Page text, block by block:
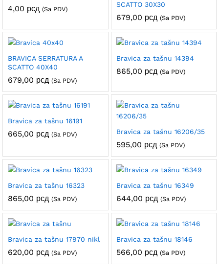
4,00 рсд (Sa PDV)
SCATTO 30X30
679,00 рсд (Sa PDV)
BRAVICA SERRATURA A
SCATTO 40X40
679,00 рсд (Sa PDV)
Bravica za tašnu 14394
865,00 рсд (Sa PDV)
Bravica za tašnu 16191
665,00 рсд (Sa PDV) Bravica za tašnu 16206/35
595,00 рсд (Sa PDV)
Bravica za tašnu 16323
865,00 рсд (Sa PDV)
Bravica za tašnu 16349
644,00 рсд (Sa PDV)
Bravica za tašnu 17970 nikl
620,00 рсд (Sa PDV)
Bravica za tašnu 18146
566,00 рсд (Sa PDV)